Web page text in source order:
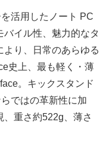
活用したノート PC
イル性、魅力的なタ
より、日常のあらゆる
史上、最も軽く・薄
。キックスタンド
ではの革新性に加
、重さ約522g、薄さ